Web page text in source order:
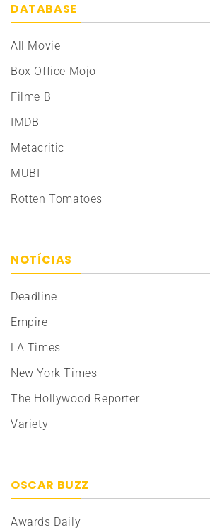
DATABASE
All Movie
Box Office Mojo
Filme B
IMDB
Metacritic
MUBI
Rotten Tomatoes
NOTÍCIAS
Deadline
Empire
LA Times
New York Times
The Hollywood Reporter
Variety
OSCAR BUZZ
Awards Daily